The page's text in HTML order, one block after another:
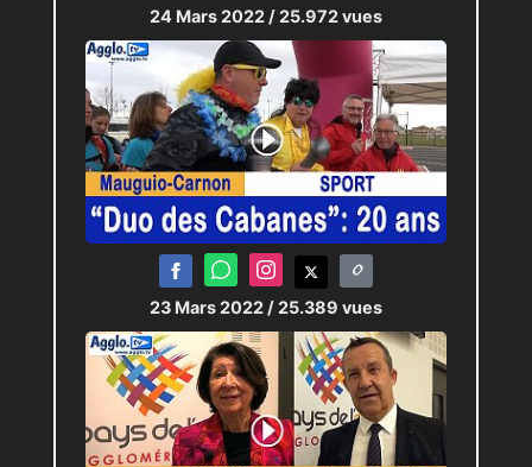
24 Mars 2022 / 25.972 vues
23 Mars 2022 / 25.389 vues